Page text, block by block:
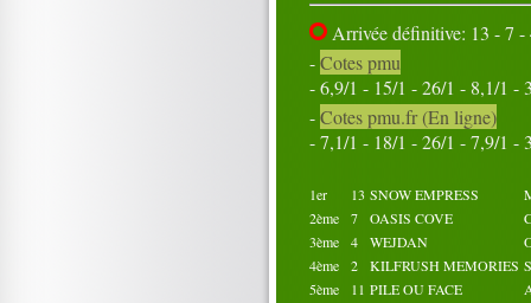
Arrivée définitive: 13 - 7 -
-Cotes pmu
- 6,9/1 - 15/1 - 26/1 - 8,1/1 -
-Cotes pmu.fr (En ligne)
- 7,1/1 - 18/1 - 26/1 - 7,9/1 -
1er 13 SNOW EMPRESS
2ème
7 OASIS COVE
3ème
4 WEJDAN
4ème
2 KILFRUSH MEMORIES
5ème
11 PILE OU FACE